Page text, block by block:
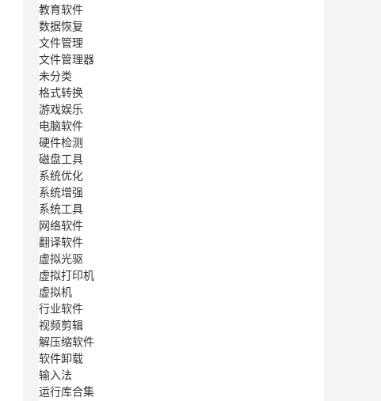
教育软件
数据恢复
文件管理
文件管理器
未分类
格式转换
游戏娱乐
电脑软件
硬件检测
磁盘工具
系统优化
系统增强
系统工具
网络软件
翻译软件
虚拟光驱
虚拟打印机
虚拟机
行业软件
视频剪辑
解压缩软件
软件卸载
输入法
运行库合集